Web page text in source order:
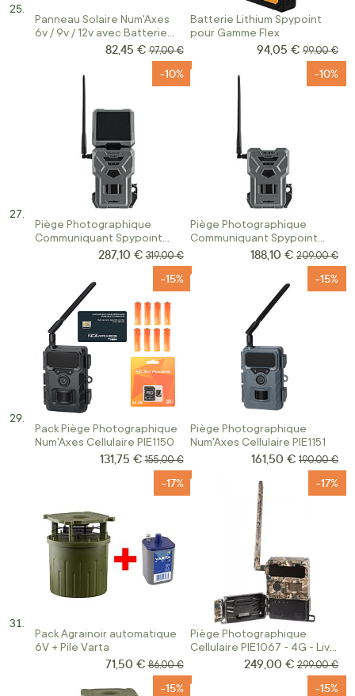
Panneau Solaire Num'Axes
6v / 9v / 12v avec Batterie
Prix Spécial
82,45 € Prix normal
97,00 €
Batterie Lithium Spypoint
pour Gamme Flex
Prix Spécial
94,05 € Prix
99,00 €
Piège Photographique
Communiquant Spypoint
-10%
Prix Spécial
287,10 € Prix normal
319,00 €
Piège Photographique
Communiquant Spypoint
-10%
Prix Spécial
188,10 € Prix normal
209,00 €
Pack Piège Photographique
Num'Axes Cellulaire PIE1150
-15%
Prix Spécial
131,75 € Prix normal
155,00 €
Piège Photographique
Num'Axes Cellulaire PIE1151
-15%
Prix Spécial
161,50 € Prix normal
190,00 €
Pack Agrainoir automatique
6V + Pile Varta
-17%
Prix Spécial
71,50 € Prix normal
86,00 €
Piège Photographique
Cellulaire PIE1067 - 4G - Live
Streaming - Num'Axes
-17%
Prix Spécial
249,00 € Prix normal
299,00 €
-15% -15%